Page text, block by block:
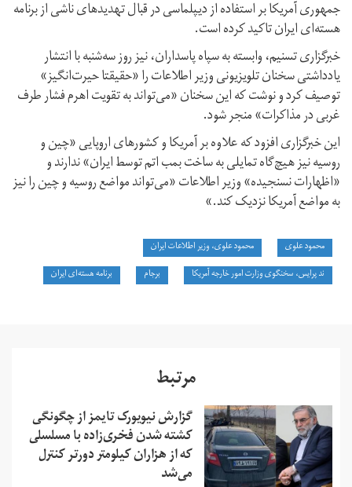
جمهوری آمریکا بر استفاده از دیپلماسی در قبال تهدید‌های ناشی از برنامه
هسته‌ای ایران تاکید کرده است.
خبرگزاری تسنیم، وابسته به سپاه پاسداران، نیز روز سه‌شنبه با انتشار
یادداشتی سخنان تلویزیونی وزیر اطلاعات را «حقیقتا حیرت‌انگیز»
توصیف کرد و نوشت که این سخنان «می‌تواند به تقویت اهرم فشار طرف
غربی در مذاکرات» منجر شود.
این خبرگزاری افزود که علاوه بر آمریکا و کشورهای اروپایی «چین و
روسیه نیز هیچ‌گاه تمایلی به ساخت بمب اتم توسط ایران» ندارند و
«اظهارات نسنجیده» وزیر اطلاعات «می‌تواند مواضع روسیه و چین را نیز
به مواضع آمریکا نزدیک کند.»
محمود علوی
محمود علوی، وزیر اطلاعات ایران
ند پرایس، سخنگوی وزارت امور خارجه آمریکا
برجام برنامه هسته‌ای ایران
مرتبط
گزارش نیویورک تایمز از چگونگی
کشته شدن فخری‌زاده با مسلسلی
که از هزاران کیلومتر دورتر کنترل
می‌شد